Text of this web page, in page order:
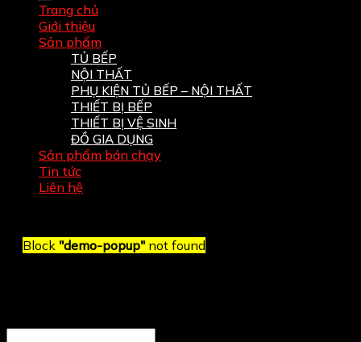
Trang chủ
Giới thiệu
Sản phẩm
TỦ BẾP
NỘI THẤT
PHỤ KIỆN TỦ BẾP – NỘI THẤT
THIẾT BỊ BẾP
THIẾT BỊ VỆ SINH
ĐỒ GIA DỤNG
Sản phẩm bán chạy
Tin tức
Liên hệ
Block "demo-popup"not found